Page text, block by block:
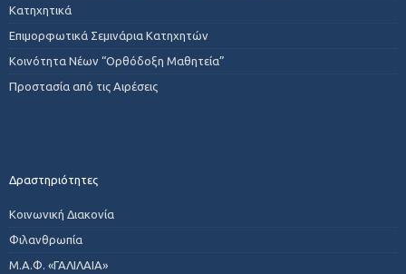
Κατηχητικά
Επιμορφωτικά Σεμινάρια Κατηχητών
Κοινότητα Νέων “Ορθόδοξη Μαθητεία”
Προστασία από τις Αιρέσεις
Δραστηριότητες
Κοινωνική Διακονία
Φιλανθρωπία
Μ.Α.Φ. «ΓΑΛΙΛΑΙΑ»